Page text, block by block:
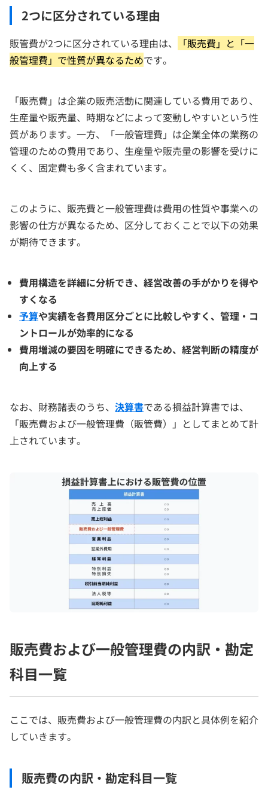
2つに区分されている理由
販管費が2つに区分されている理由は、
「販売費」と「一
般管理費」で性質が異なるためです。
「販売費」は企業の販売活動に関連している費用であり、
生産量や販売量、時期などによって変動しやすいという性
質があります。一方、「一般管理費」は企業全体の業務の
管理のための費用であり、生産量や販売量の影響を受けに
くく、固定費も多く含まれています。
このように、販売費と一般管理費は費用の性質や事業への
影響の仕方が異なるため、区分しておくことで以下の効果
が期待できます。
費用構造を詳細に分析でき、経営改善の手がかりを得や
すくなる
予算や実績を各費用区分ごとに比較しやすく、管理・コ
ントロールが効率的になる
費用増減の要因を明確にできるため、経営判断の精度が
向上する
なお、財務諸表のうち、 決算書である損益計算書では、
「販売費および一般管理費（販管費）」としてまとめて計
上されています。
販売費および一般管理費の内訳・勘定
科目一覧
ここでは、販売費および一般管理費の内訳と具体例を紹介
していきます。
販売費の内訳・勘定科目一覧